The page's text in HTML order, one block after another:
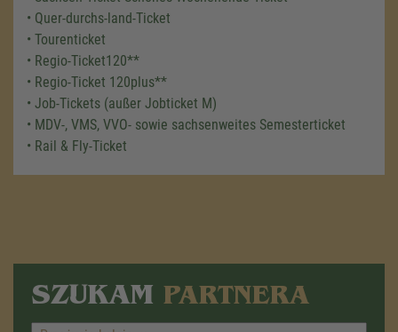
SZUKAM PARTNERA
• Quer-durchs-land-Ticket
• Tourenticket
• Regio-Ticket120**
• Regio-Ticket 120plus**
• Job-Tickets (außer Jobticket M)
• MDV-, VMS, VVO- sowie sachsenweites Semesterticket
• Rail & Fly-Ticket